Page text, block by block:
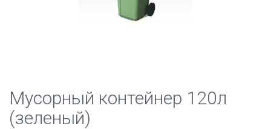
Мусорный контейнер 120л
(зеленый)